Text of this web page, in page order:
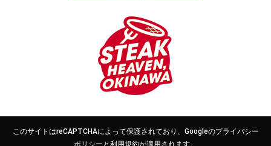
このサイトはreCAPTCHAによって保護されており、Googleのプライバシー
ポリシー と利用規約が適用されます。